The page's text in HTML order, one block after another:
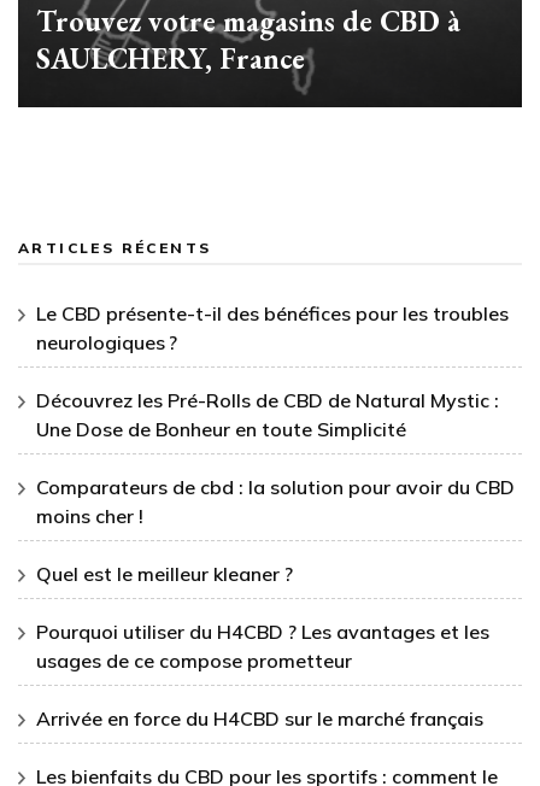
Trouvez votre magasins de CBD à
SAULCHERY, France
ARTICLES RÉCENTS
Le CBD présente-t-il des bénéfices pour les troubles
neurologiques ?
Découvrez les Pré-Rolls de CBD de Natural Mystic :
Une Dose de Bonheur en toute Simplicité
Comparateurs de cbd : la solution pour avoir du CBD
moins cher !
Quel est le meilleur kleaner ?
Pourquoi utiliser du H4CBD ? Les avantages et les
usages de ce compose prometteur
Arrivée en force du H4CBD sur le marché français
Les bienfaits du CBD pour les sportifs : comment le